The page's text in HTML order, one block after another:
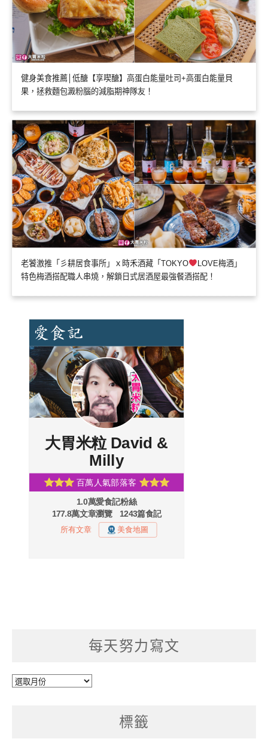
健身美食推薦│低醣【享喫醣】高蛋白能量吐司+高蛋白能量貝
果，拯救麵包澱粉腦的減脂期神隊友！
老饕激推「彡耕居食事所」ｘ時禾酒藏「TOKYO
LOVE梅酒」
特色梅酒搭配職人串燒，解鎖日式居酒屋最強餐酒搭配！
每天努力寫文
每
標籤